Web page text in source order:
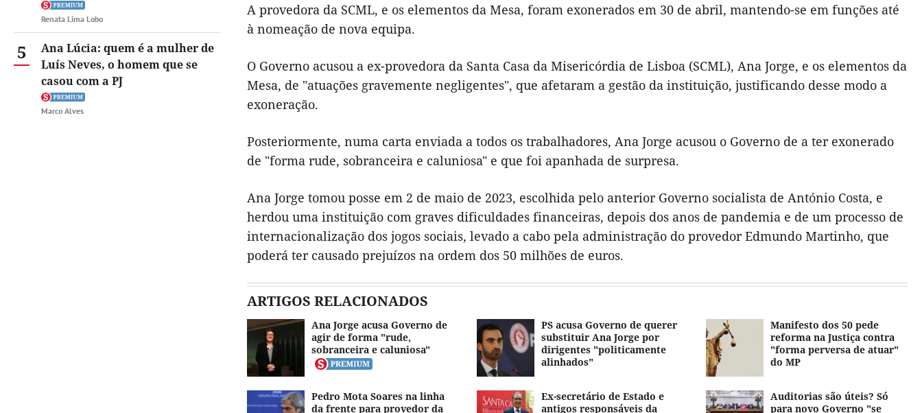
Renata Lima Lobo
5
Ana Lúcia: quem é a mulher de
Luís Neves, o homem que se
casou com a PJ
Marco Alves
A provedora da SCML, e os elementos da Mesa, foram exonerados em 30 de abril, mantendo-se em funções até
à nomeação de nova equipa.
O Governo acusou a ex-provedora da Santa Casa da Misericórdia de Lisboa (SCML), Ana Jorge, e os elementos da
Mesa, de "atuações gravemente negligentes", que afetaram a gestão da instituição, justificando desse modo a
exoneração.
Posteriormente, numa carta enviada a todos os trabalhadores, Ana Jorge acusou o Governo de a ter exonerado
de "forma rude, sobranceira e caluniosa" e que foi apanhada de surpresa.
Ana Jorge tomou posse em 2 de maio de 2023, escolhida pelo anterior Governo socialista de António Costa, e
herdou uma instituição com graves dificuldades financeiras, depois dos anos de pandemia e de um processo de
internacionalização dos jogos sociais, levado a cabo pela administração do provedor Edmundo Martinho, que
poderá ter causado prejuízos na ordem dos 50 milhões de euros.
ARTIGOS RELACIONADOS
Ana Jorge acusa Governo de
agir de forma "rude,
sobranceira e caluniosa"
PS acusa Governo de querer
substituir Ana Jorge por
dirigentes "politicamente
alinhados"
Manifesto dos 50 pede
reforma na Justiça contra
"forma perversa de atuar"
do MP
Pedro Mota Soares na linha
da frente para provedor da
Ex-secretário de Estado e
antigos responsáveis da
Auditorias são úteis? Só
para novo Governo "se